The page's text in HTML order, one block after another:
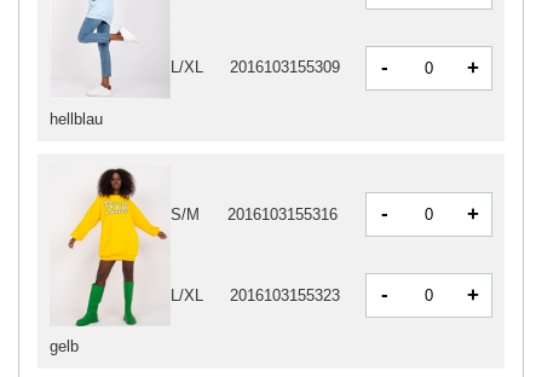
gelb
S/M 2016103155316 - +
L/XL 2016103155323 - +
hellblau
L/XL 2016103155309 - +